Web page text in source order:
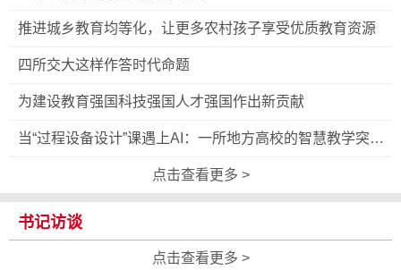
推进城乡教育均等化，让更多农村孩子享受优质教育资源
四所交大这样作答时代命题
为建设教育强国科技强国人才强国作出新贡献
当“过程设备设计”课遇上AI：一所地方高校的智慧教学突围
点击查看更多 >
书记访谈
点击查看更多 >